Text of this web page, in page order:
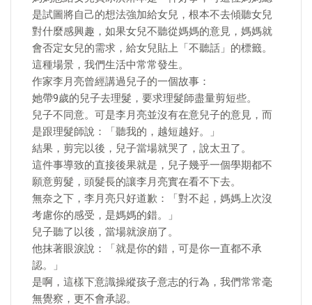
是試圖將自己的想法強加給女兒，根本不去傾聽女兒
對什麼感興趣，如果女兒不聽從媽媽的意見，媽媽就
會否定女兒的需求，給女兒貼上「不聽話」的標籤。
這種場景，我們生活中常常發生。
作家李月亮曾經講過兒子的一個故事：
她帶9歲的兒子去理髮，要求理髮師盡量剪短些。
兒子不同意。可是李月亮並沒有在意兒子的意見，而
是跟理髮師說：「聽我的，越短越好。」
結果，剪完以後，兒子當場就哭了，說太丑了。
這件事導致的直接後果就是，兒子幾乎一個學期都不
願意剪髮，頭髮長的讓李月亮實在看不下去。
無奈之下，李月亮只好道歉：「對不起，媽媽上次沒
考慮你的感受，是媽媽的錯。」
兒子聽了以後，當場就淚崩了。
他抹著眼淚說：「就是你的錯，可是你一直都不承
認。」
是啊，這樣下意識操縱孩子意志的行為，我們常常毫
無覺察，更不會承認。